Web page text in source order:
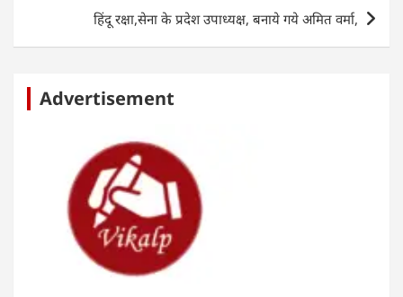
k
हिंदू रक्षा,सेना के प्रदेश उपाध्यक्ष, बनाये गये अमित वर्मा,
Advertisement